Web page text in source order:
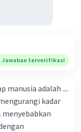
Jawaban terverifikasi
manusia adalah ....